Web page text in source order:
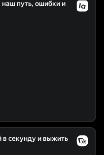
наш путь, ошибки и
в секунду и выжить